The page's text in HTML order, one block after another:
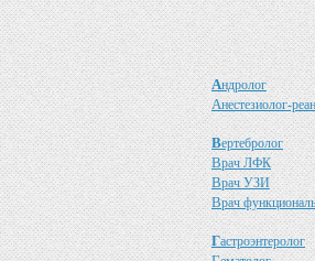
Андролог
Анестезиолог-
Вертебролог
Врач ЛФК
Врач УЗИ
Врач
Гастроэнтеролог